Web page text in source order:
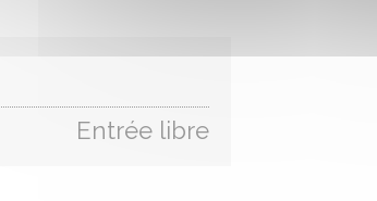
Entrée libre